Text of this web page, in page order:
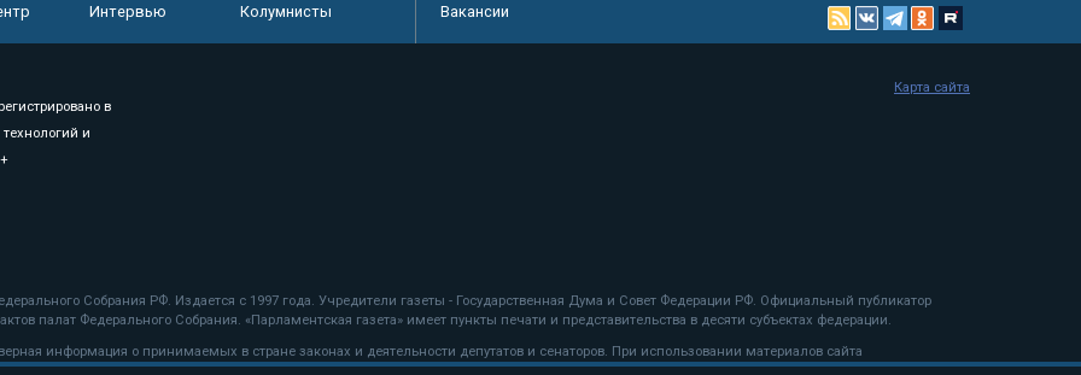
Интервью Колумнисты
Вакансии
в
и
Собрания РФ. Издается с 1997 года. Учредители газеты - Государственная Дума и Совет Федерации РФ. Официальный публикатор
палат Федерального Собрания. «Парламентская газета» имеет пункты печати и представительства в десяти субъектах федерации.
информация о принимаемых в стране законах и деятельности депутатов и сенаторов. При использовании материалов сайта
Карта сайта